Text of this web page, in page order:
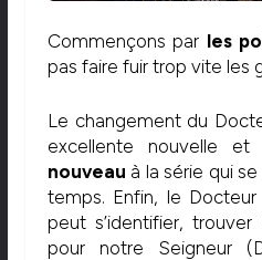
Commençons par les
pas faire fuir trop vite les
Le changement du
excellente nouvelle et
nouveau à la série qui
temps. Enfin, le
peut s’identifier,
pour notre Seigneur